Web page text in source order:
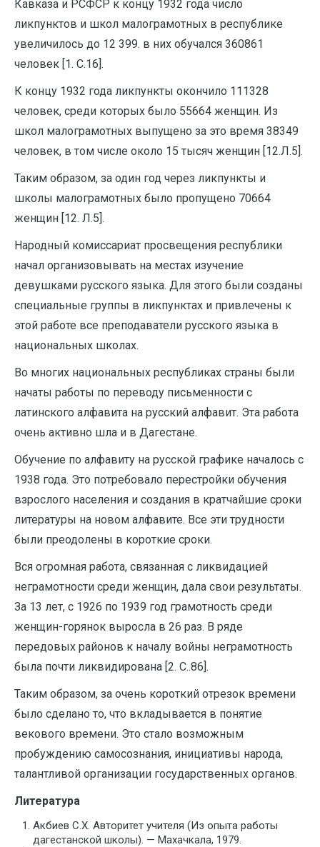
Кавказа и РСФСР к концу 1932 года число
ликпунктов и школ малограмотных в республике
увеличилось до 12 399. в них обучался 360861
человек [1. С.16].
К концу 1932 года ликпункты окончило 111328
человек, среди которых было 55664 женщин. Из
школ малограмотных выпущено за это время 38349
человек, в том числе около 15 тысяч женщин [12.Л.5].
Таким образом, за один год через ликпункты и
школы малограмотных было пропущено 70664
женщин [12. Л.5].
Народный комиссариат просвещения республики
начал организовывать на местах изучение
девушками русского языка. Для этого были созданы
специальные группы в ликпунктах и привлечены к
этой работе все преподаватели русского языка в
национальных школах.
Во многих национальных республиках страны были
начаты работы по переводу письменности с
латинского алфавита на русский алфавит. Эта работа
очень активно шла и в Дагестане.
Обучение по алфавиту на русской графике началось с
1938 года. Это потребовало перестройки обучения
взрослого населения и создания в кратчайшие сроки
литературы на новом алфавите. Все эти трудности
были преодолены в короткие сроки.
Вся огромная работа, связанная с ликвидацией
неграмотности среди женщин, дала свои результаты.
За 13 лет, с 1926 по 1939 год грамотность среди
женщин-горянок выросла в 26 раз. В ряде
передовых районов к началу войны неграмотность
была почти ликвидирована [2. С..86].
Таким образом, за очень короткий отрезок времени
было сделано то, что вкладывается в понятие
векового времени. Это стало возможным
пробуждению самосознания, инициативы народа,
талантливой организации государственных органов.
Литература
Акбиев С.Х. Авторитет учителя (Из опыта работы
дагестанской школы). — Махачкала, 1979.